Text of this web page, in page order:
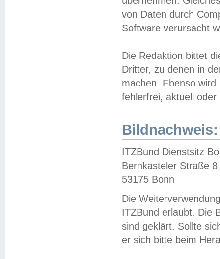
von Daten durch
Software verursacht
Die Redaktion bittet
Dritter, zu denen in
machen. Ebenso
fehlerfrei, aktuell oder
Bildnachweis:
ITZBund Dienstsitz
Bernkasteler Straße 8
53175 Bonn
Die
ITZBund erlaubt. Die
sind geklärt. Sollte
er sich bitte beim